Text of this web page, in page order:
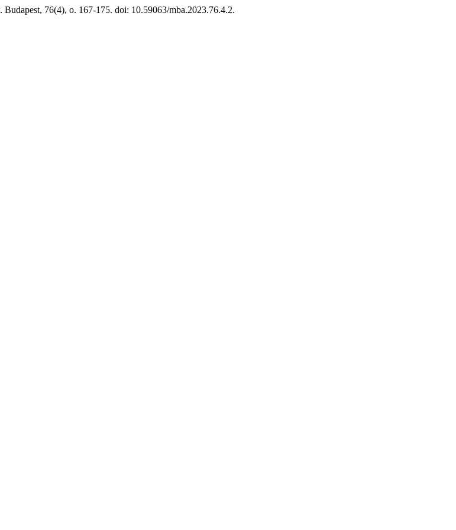
. Budapest, 76(4), o. 167-175. doi: 10.59063/mba.2023.76.4.2.